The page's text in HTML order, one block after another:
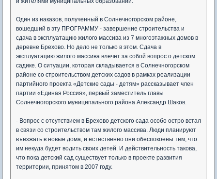
Один из наказов, полученный в Солнечногорском районе,
вошедший в эту ПРОГРАММУ - завершение строительства и
сдача в эксплуатацию жилого массива из 7 многоэтажных домов в
деревне Брехово. Но дело не только в этом. Сдача в
эксплуатацию жилого массива влечет за собой вопрос о детском
садике. О ситуации, которая складывается в Солнечногорском
районе со строительством детских садов в рамках реализации
партийного проекта «Детские сады - детям» рассказывает член
партии «Единая Россия», первый заместитель главы
Солнечногорского муниципального района Александр Шаков.
- Вопрос с отсутствием в Брехово детского сада особо остро встал
в связи со строительством там жилого массива. Люди планируют
въезжать в новые дома, и естественно они обеспокоены тем, что
им некуда будет водить своих детей. И действительность такова,
что пока детский сад существует только в проекте развития
территории, принятом в 2007 году.